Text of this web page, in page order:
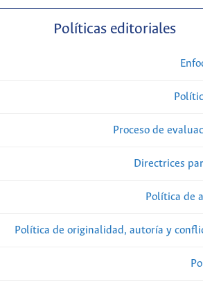
Políticas editoriales
Proceso de
Directrices
Política de
Política de originalidad, autoría y